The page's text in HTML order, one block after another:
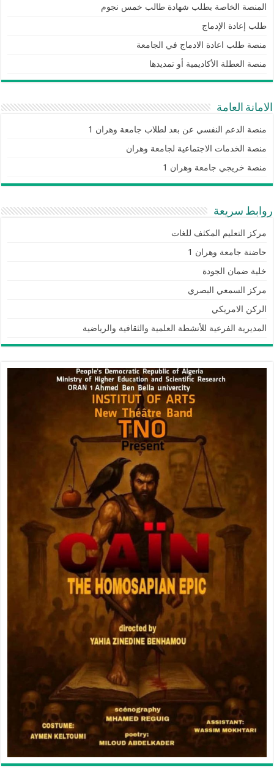
المنصة الخاصة بطلب شهادة طالب خمس نجوم
طلب إعادة الإدماج
منصة طلب اعادة الادماج في الجامعة
منصة العطلة الأكاديمية أو تمديدها
الامانة العامة
منصة الدعم النفسي عن بعد لطلاب جامعة وهران 1
منصة الخدمات الاجتماعية لجامعة وهران
منصة خريجي جامعة وهران 1
روابط سريعة
مركز التعليم المكثف للغات
حاضنة جامعة وهران 1
خلية ضمان الجودة
مركز السمعي البصري
الركن الامريكي
المديرية الفرعية للأنشطة العلمية والثقافية والرياضية